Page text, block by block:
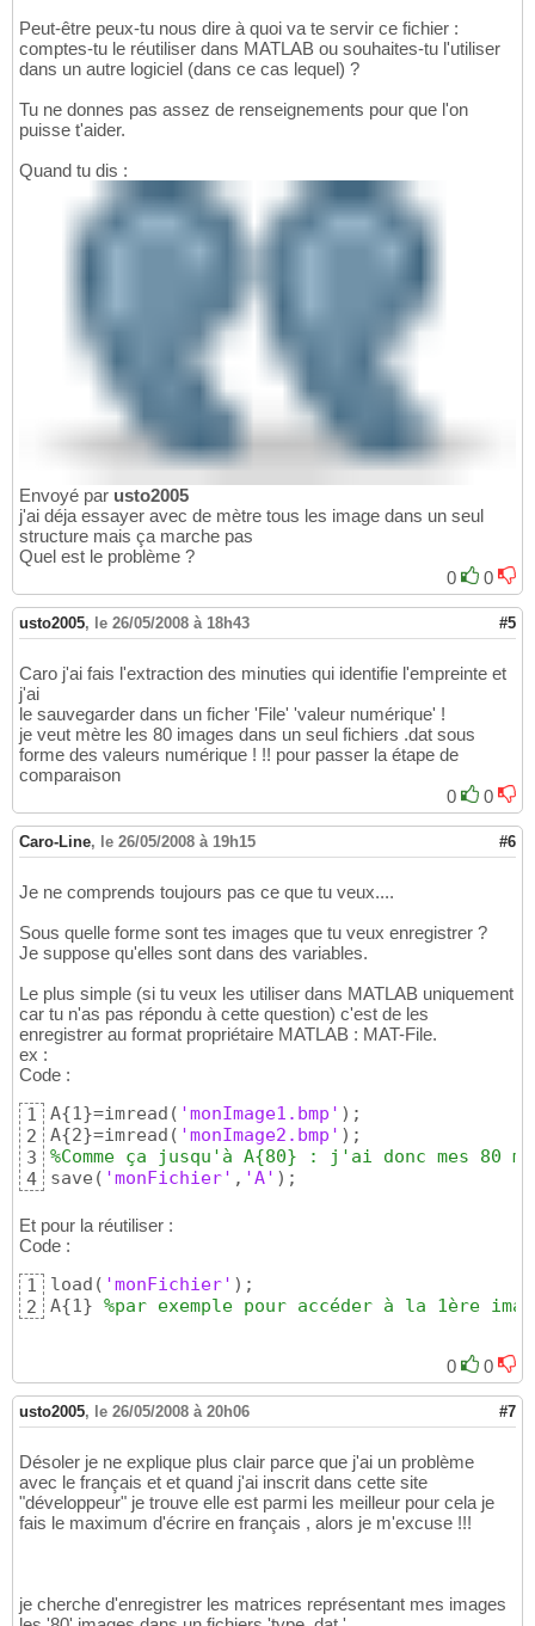
Peut-être peux-tu nous dire à quoi va te servir ce fichier :
comptes-tu le réutiliser dans MATLAB ou souhaites-tu l'utiliser
dans un autre logiciel (dans ce cas lequel) ?
Tu ne donnes pas assez de renseignements pour que l'on
puisse t'aider.
Quand tu dis :
Envoyé par usto2005
j'ai déja essayer avec de mètre tous les image dans un seul
structure mais ça marche pas
Quel est le problème ?
0
0
usto2005, le 26/05/2008 à 18h43 #5
Caro j'ai fais l'extraction des minuties qui identifie l'empreinte et
j'ai
le sauvegarder dans un ficher 'File' 'valeur numérique' !
je veut mètre les 80 images dans un seul fichiers .dat sous
forme des valeurs numérique ! !! pour passer la étape de
comparaison
0
0
Caro-Line, le 26/05/2008 à 19h15 #6
Je ne comprends toujours pas ce que tu veux....
Sous quelle forme sont tes images que tu veux enregistrer ?
Je suppose qu'elles sont dans des variables.
Le plus simple (si tu veux les utiliser dans MATLAB uniquement
car tu n'as pas répondu à cette question) c'est de les
enregistrer au format propriétaire MATLAB : MAT-File.
ex :
Code :
1
2
3
4
A{1 }=imread ( 'monImage1.bmp' ) ;
A{2}=imread ( 'monImage2.bmp' )
%Comme ça jusqu'à A{80} : j'ai donc mes
save ( 'monFichier' , 'A' ) ;
Et pour la réutiliser :
Code :
1
2
load ( 'monFichier' ) ;
A{1 } %par exemple pour accéder à la 1ère
0 0
usto2005, le 26/05/2008 à 20h06 #7
Désoler je ne explique plus clair parce que j'ai un problème
avec le français et et quand j'ai inscrit dans cette site
"développeur" je trouve elle est parmi les meilleur pour cela je
fais le maximum d'écrire en français , alors je m'excuse !!!
je cherche d'enregistrer les matrices représentant mes images